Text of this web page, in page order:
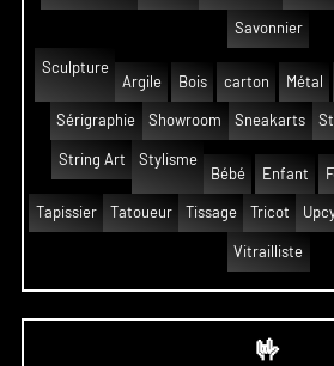
Savonnier
Sculpture
Argile
Bois carton Métal
Sérigraphie Showroom Sneakarts
String Art
Stylisme
Bébé
Enfant
Tapissier Tatoueur Tissage Tricot
Vitrailliste
🤟